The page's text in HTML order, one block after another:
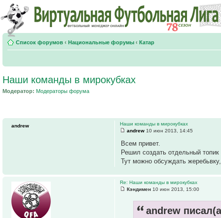
Список форумов ‹ Национальные форумы ‹ Катар
Наши команды в мирокубках
Модератор: Модераторы форума
Наши команды в мирокубках
andrew 10 июн 2013, 14:45
Всем привет.
Решил создать отдельный
Тут можно обсуждать
andrew
Re: Наши команды в мирокубках
Кэндимен 10 июн 2013, 15:00
andrew